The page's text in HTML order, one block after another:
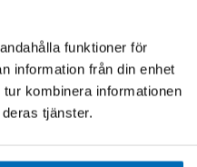
funktioner för
information från din enhet
kombinera informationen
tjänster.